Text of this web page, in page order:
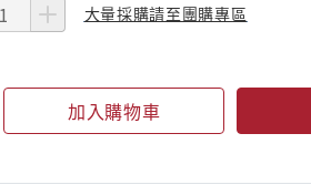
大量採購請至團購專區
加入購物車